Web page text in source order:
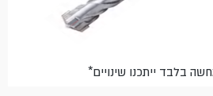
בלבד ייתכנו שינויים